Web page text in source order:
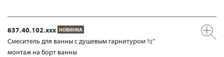
637.40.102.xxx НОВИНКА
Смеситель для ванны с душевым гарнитуром ½“
монтаж на борт ванны